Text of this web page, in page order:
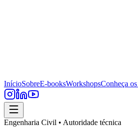
InícioSobreE-booksWorkshopsConheça
Engenharia Civil • Autoridade técnica